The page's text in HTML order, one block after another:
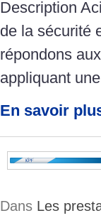
Description
de la sécurité
répondons
appliquant
En savoir
Dans Les